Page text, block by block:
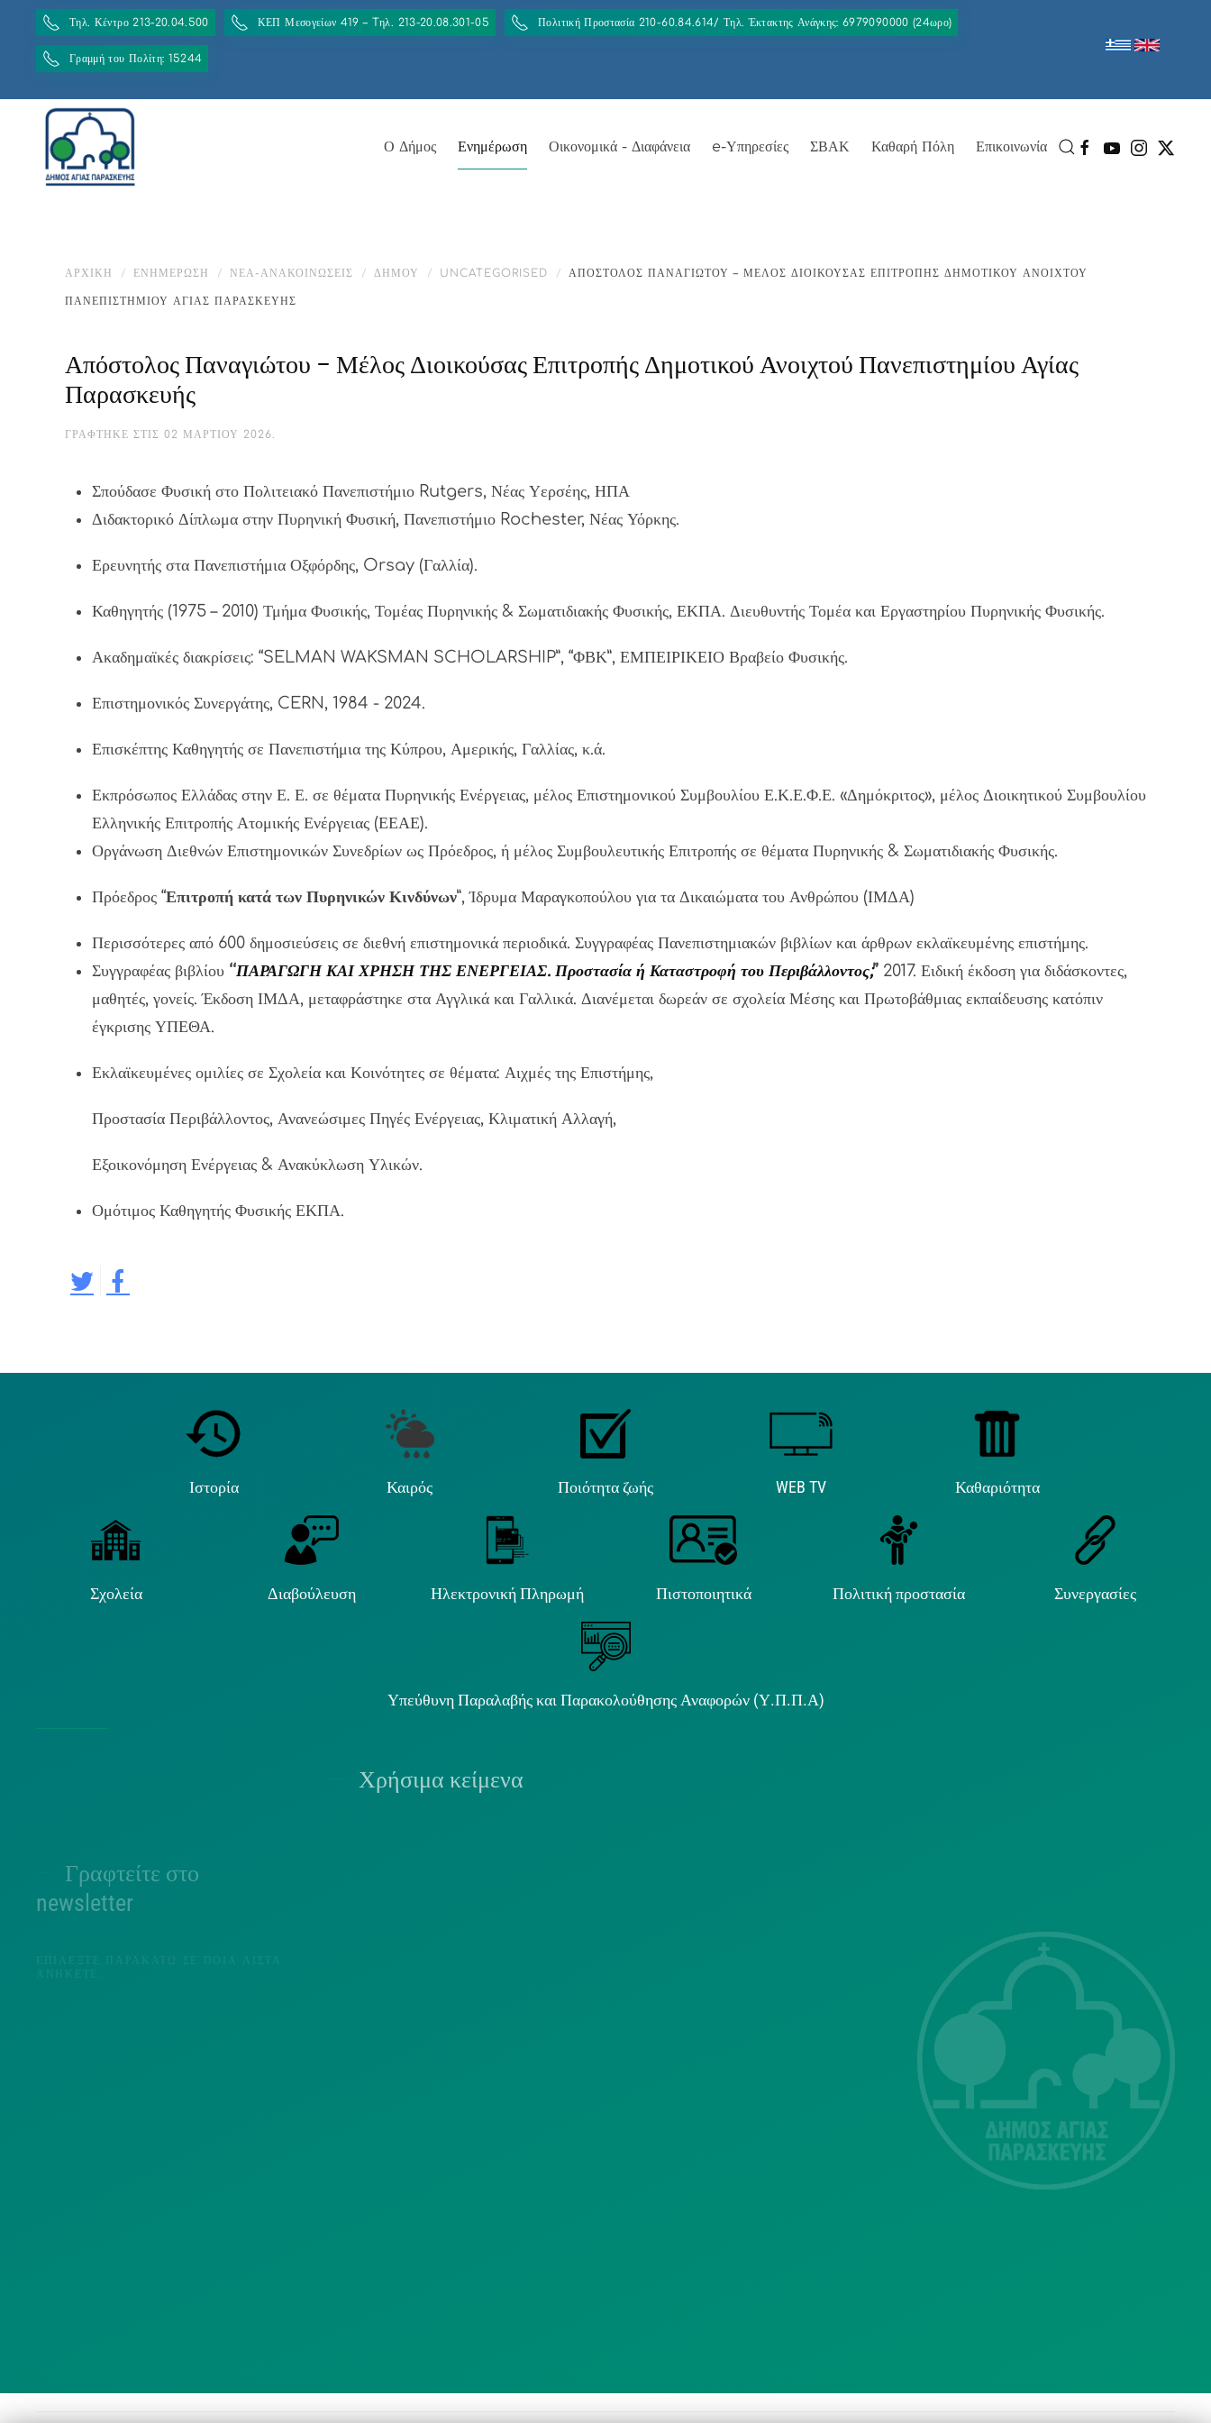
Τηλ. Κέντρο 213-20.04.500 ΚΕΠ Μεσογείων 419 – Tηλ. 213-20.08.301-05 Πολιτική Προστασία 210-60.84.614/ Τηλ. Έκτακτης Ανάγκης: 6979090000 (24ωρο)
Γραμμή του Πολίτη: 15244
Ο Δήμος Ενημέρωση Οικονομικά - Διαφάνεια e-Υπηρεσίες ΣΒΑΚ Καθαρή Πόλη Επικοινωνία
ΑΡΧΙΚΉ ΕΝΗΜΈΡΩΣΗ ΝΕΑ-ΑΝΑΚΟΙΝΩΣΕΙΣ ΔΉΜΟΥ UNCATEGORISED ΑΠΌΣΤΟΛΟΣ ΠΑΝΑΓΙΏΤΟΥ – ΜΈΛΟΣ ΔΙΟΙΚΟΎΣΑΣ ΕΠΙΤΡΟΠΉΣ ΔΗΜΟΤΙΚΟΎ ΑΝΟΙΧΤΟΎ
ΠΑΝΕΠΙΣΤΗΜΊΟΥ ΑΓΊΑΣ ΠΑΡΑΣΚΕΥΉΣ
Απόστολος Παναγιώτου – Μέλος Διοικούσας Επιτροπής Δημοτικού Ανοιχτού Πανεπιστημίου Αγίας
Παρασκευής
ΓΡΆΦΤΗΚΕ ΣΤΙΣ 02 ΜΑΡΤΊΟΥ 2026.
Σπούδασε Φυσική στο Πολιτειακό Πανεπιστήμιο Rutgers, Νέας Υερσέης, ΗΠΑ
Διδακτορικό Δίπλωμα στην Πυρηνική Φυσική, Πανεπιστήμιο Rochester, Νέας Υόρκης.
Ερευνητής στα Πανεπιστήμια Οξφόρδης, Orsay (Γαλλία).
Καθηγητής (1975 – 2010) Τμήμα Φυσικής, Τομέας Πυρηνικής & Σωματιδιακής Φυσικής, ΕΚΠΑ. Διευθυντής Τομέα και Εργαστηρίου Πυρηνικής Φυσικής.
Ακαδημαϊκές διακρίσεις: “SELMAN WAKSMAN SCHOLARSHIP”, “ΦΒΚ”, ΕΜΠΕΙΡΙΚΕΙΟ Βραβείο Φυσικής.
Επιστημονικός Συνεργάτης, CERN, 1984 - 2024.
Επισκέπτης Καθηγητής σε Πανεπιστήμια της Κύπρου, Αμερικής, Γαλλίας, κ.ά.
Εκπρόσωπος Ελλάδας στην Ε. Ε. σε θέματα Πυρηνικής Ενέργειας, μέλος Επιστημονικού Συμβουλίου Ε.Κ.Ε.Φ.Ε. «Δημόκριτος», μέλος Διοικητικού Συμβουλίου
Ελληνικής Επιτροπής Ατομικής Ενέργειας (ΕΕΑΕ).
Οργάνωση Διεθνών Επιστημονικών Συνεδρίων ως Πρόεδρος, ή μέλος Συμβουλευτικής Επιτροπής σε θέματα Πυρηνικής & Σωματιδιακής Φυσικής.
Πρόεδρος “Επιτροπή κατά των Πυρηνικών Κινδύνων”, Ίδρυμα Μαραγκοπούλου για τα Δικαιώματα του Ανθρώπου (ΙΜΔΑ)
Περισσότερες από 600 δημοσιεύσεις σε διεθνή επιστημονικά περιοδικά. Συγγραφέας Πανεπιστημιακών βιβλίων και άρθρων εκλαϊκευμένης επιστήμης.
Συγγραφέας βιβλίου ‘‘ΠΑΡΑΓΩΓΗ ΚΑΙ ΧΡΗΣΗ ΤΗΣ ΕΝΕΡΓΕΙΑΣ. Προστασία ή Καταστροφή του Περιβάλλοντος;’’ 2017. Ειδική έκδοση για διδάσκοντες,
μαθητές, γονείς. Έκδοση ΙΜΔΑ, μεταφράστηκε στα Αγγλικά και Γαλλικά. Διανέμεται δωρεάν σε σχολεία Μέσης και Πρωτοβάθμιας εκπαίδευσης κατόπιν
έγκρισης ΥΠΕΘΑ.
Εκλαϊκευμένες ομιλίες σε Σχολεία και Κοινότητες σε θέματα: Αιχμές της Επιστήμης,
Προστασία Περιβάλλοντος, Ανανεώσιμες Πηγές Ενέργειας, Κλιματική Αλλαγή,
Εξοικονόμηση Ενέργειας & Ανακύκλωση Υλικών.
Ομότιμος Καθηγητής Φυσικής ΕΚΠΑ.
Ιστορία Καιρός Ποιότητα ζωής WEB TV Καθαριότητα
Σχολεία Διαβούλευση Ηλεκτρονική Πληρωμή Πιστοποιητικά Πολιτική προστασία Συνεργασίες
Υπεύθυνη Παραλαβής και Παρακολούθησης Αναφορών (Υ.Π.Π.Α)
Γραφτείτε στο
newsletter
ΕΠΙΛΈΞΤΕ ΠΑΡΑΚΆΤΩ ΣΕ ΠΟΙΑ ΛΊΣΤΑ
ΑΝΉΚΕΤΕ.
Χρήσιμα κείμενα
415-417
Τ.Κ.15343
Αγία Παρασκευή
213 2004500